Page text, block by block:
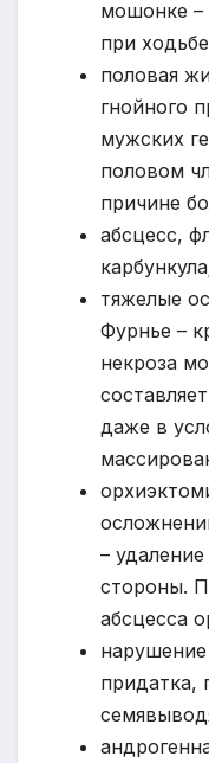
мошонке –
при
половая
гнойного
мужских
половом
причине
абсцесс,
тяжелые
Фурнье –
некроза
даже в
–
стороны.
абсцесса
придатка,